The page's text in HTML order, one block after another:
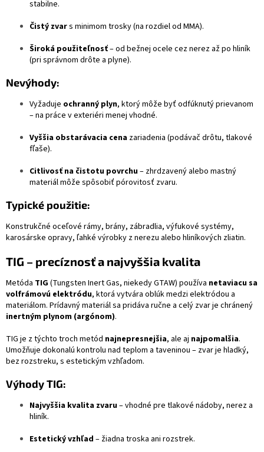
stabilne.
Čistý zvars minimom trosky (na rozdiel od MMA).
Široká použiteľnosť– od bežnej ocele cez nerez až po hliník
(pri správnom drôte a plyne).
Nevýhody:
Vyžaduje ochranný plyn, ktorý môže byť odfúknutý prievanom
– na práce v exteriéri menej vhodné.
Vyššia obstarávacia cena zariadenia (podávač drôtu, tlakové
fľaše).
Citlivosť na čistotu povrchu– zhrdzavený alebo mastný
materiál môže spôsobiť pórovitosť zvaru.
Typické použitie:
Konstrukčné oceľové rámy, brány, zábradlia, výfukové systémy,
karosárske opravy, ľahké výrobky z nerezu alebo hliníkových zliatin.
TIG – precíznosť a najvyššia kvalita
Metóda TIG(Tungsten Inert Gas, niekedy GTAW) používa netaviacu sa
volfrámovú elektródu, ktorá vytvára oblúk medzi elektródou a
materiálom. Prídavný materiál sa pridáva ručne a celý zvar je chránený
inertným plynom (argónom).
TIG je z týchto troch metód najnepresnejšia, ale aj najpomalšia.
Umožňuje dokonalú kontrolu nad teplom a taveninou – zvar je hladký,
bez rozstreku, s estetickým vzhľadom.
Výhody TIG:
Najvyššia kvalita zvaru– vhodné pre tlakové nádoby, nerez a
hliník.
Estetický vzhľad – žiadna troska ani rozstrek.